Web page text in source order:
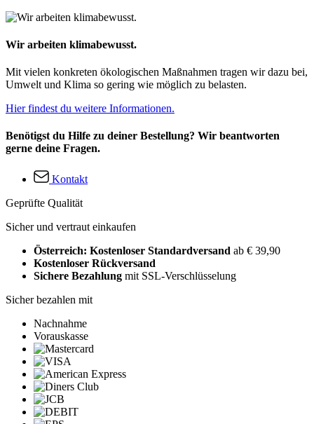
Wir arbeiten klimabewusst.
Mit vielen konkreten ökologischen Maßnahmen tragen wir dazu bei,
Umwelt und Klima so gering wie möglich zu belasten.
Hier findest du weitere Informationen.
Benötigst du Hilfe zu deiner Bestellung? Wir beantworten
gerne deine Fragen.
Kontakt
Geprüfte Qualität
Sicher und vertraut einkaufen
Österreich: Kostenloser Standardversand ab € 39,90
Kostenloser Rückversand
Sichere Bezahlung mit SSL-Verschlüsselung
Sicher bezahlen mit
Nachnahme
Vorauskasse